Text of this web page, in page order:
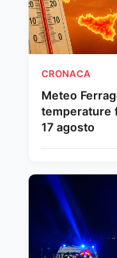
CRONACA
Meteo
temperature
17 agosto